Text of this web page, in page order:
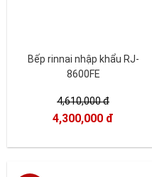
Bếp rinnai nhập khẩu RJ-
8600FE
4,610,000 đ
4,300,000 đ